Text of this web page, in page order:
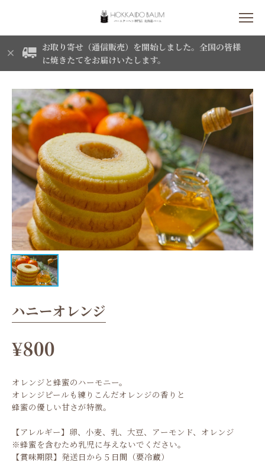
お取り寄せ（通信販売）を開始しました。全国の皆様
に焼きたてをお届けいたします。
ハニーオレンジ
¥800
オレンジと蜂蜜のハーモニー。
オレンジピールも練りこんだオレンジの香りと
蜂蜜の優しい甘さが特徴。
【アレルギー】卵、小麦、乳、大豆、アーモンド、オレンジ
※蜂蜜を含むため乳児に与えないでください。
【賞味期限】発送日から５日間（要冷蔵）